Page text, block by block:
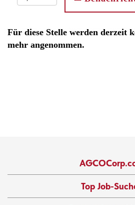
Für diese Stelle werden derzeit
mehr angenommen.
Top Job-